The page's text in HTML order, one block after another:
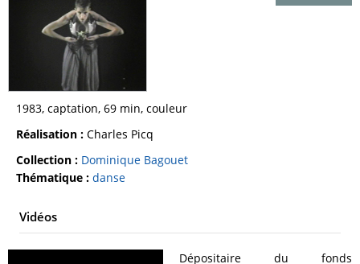
1983, captation, 69 min, couleur
Réalisation : Charles Picq
Collection : Dominique Bagouet
Thématique : danse
Vidéos
Dépositaire du fonds